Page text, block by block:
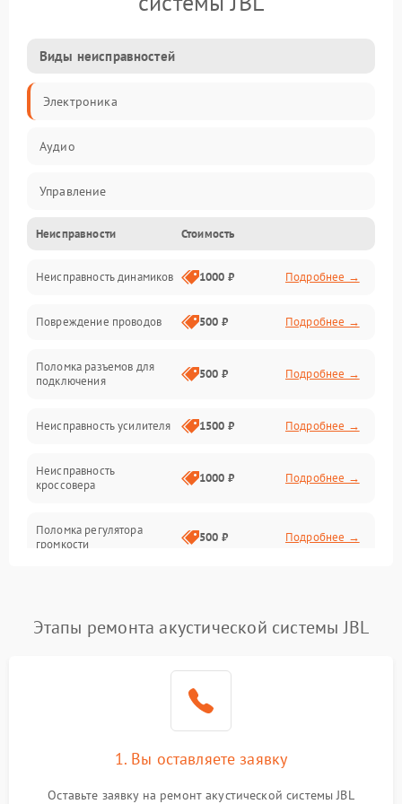
Виды неисправностей
Электроника
Аудио
Управление
Электропитание
Связь
Механические повреждения
Неисправности Стоимость
Неисправность динамиков 1000 ₽ Подробнее →
Повреждение проводов 500 ₽ Подробнее →
Поломка разъемов для
подключения
500 ₽ Подробнее →
Неисправность усилителя 1500 ₽ Подробнее →
Неисправность
кроссовера
1000 ₽ Подробнее →
Поломка регулятора
громкости
500 ₽ Подробнее →
1000 ₽
Повреждение системы
Этапы ремонта акустической системы JBL
1. Вы оставляете заявку
Оставьте заявку на ремонт акустической системы JBL